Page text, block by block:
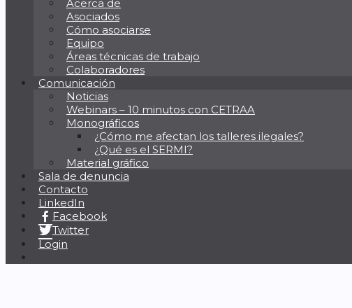
Acerca de
Asociados
Cómo asociarse
Equipo
Áreas técnicas de trabajo
Colaboradores
Comunicación
Noticias
Webinars – 10 minutos con CETRAA
Monográficos
¿Cómo me afectan los talleres ilegales?
¿Qué es el SERMI?
Material gráfico
Sala de denuncia
Contacto
LinkedIn
Facebook
Twitter
Login